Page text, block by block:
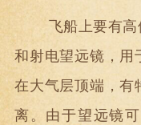
飞船上要有
和射电望远镜，用
在大气层顶端，有
离。由于望远镜